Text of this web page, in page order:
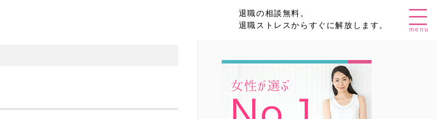
退職の相談無料。
退職ストレスからすぐに解放します。
menu